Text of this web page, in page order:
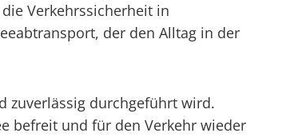
Verkehrssicherheit in
der den Alltag in der
zuverlässig durchgeführt wird.
befreit und für den Verkehr wieder